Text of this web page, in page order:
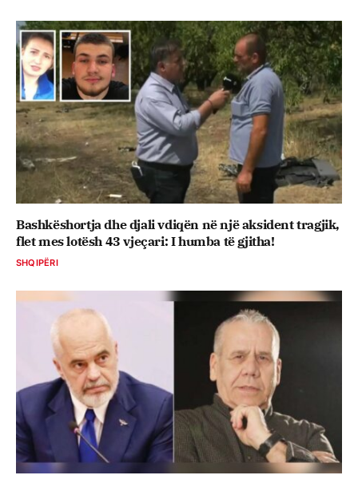
Bashkëshortja dhe djali vdiqën në një aksident tragjik,
flet mes lotësh 43 vjeçari: I humba të gjitha!
SHQIPËRI